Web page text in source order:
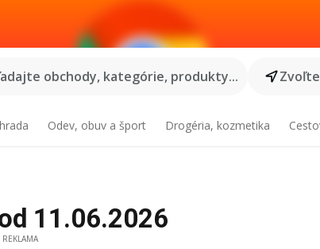
obchody, kategórie, produkty...
Odev, obuv a šport Drogéria, kozmetika
11.06.2026
REKLAMA